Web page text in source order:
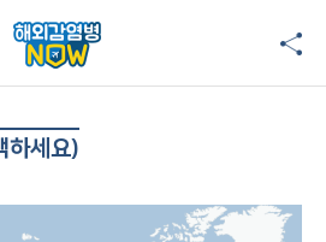
하세요)